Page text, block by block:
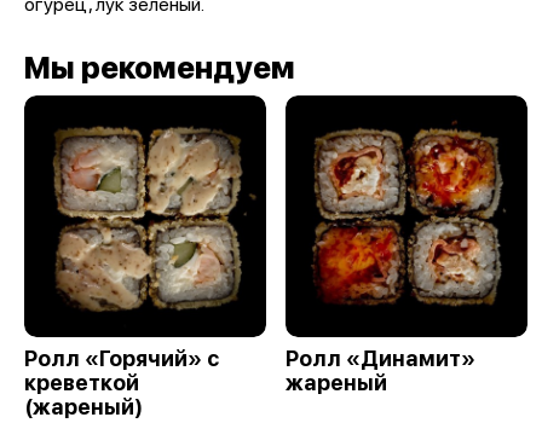
Мы рекомендуем
Ролл «Горячий» с
креветкой
(жареный)
Ролл «Динамит»
жареный